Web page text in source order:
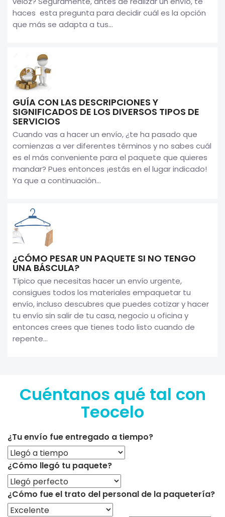
haces esta pregunta para decidir cuál es la opción
que más se adapta a tus...
GUÍA CON LAS DESCRIPCIONES Y
SIGNIFICADOS DE LOS DIVERSOS TIPOS DE
SERVICIOS
Cuando vas a hacer un envío, ¿te ha pasado que
comienzas a ver diferentes términos y no sabes cuál
es el más conveniente para el paquete que quieres
mandar? Pues entonces ¡estás en el lugar indicado!
Ya que a continuación...
¿CÓMO PESAR UN PAQUETE SI NO TENGO
UNA BÁSCULA?
Típico que necesitas hacer un envío urgente,
consigues todos los materiales empaquetar tu
envío, incluso descubres que puedes cotizar y hacer
tu envío sin salir de tu casa, negocio u oficina y
entonces crees que tienes todo listo cuando de
repente...
Cuéntanos qué tal con
Teocelo
¿Tu envío fue entregado a tiempo?
¿Cómo llegó tu paquete?
¿Cómo fue el trato del personal de la paquetería?